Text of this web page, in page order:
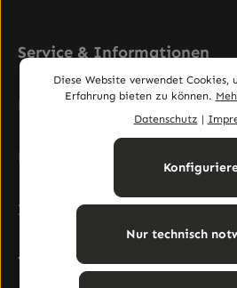
Service & Informationen
Rechtliches
Newsletter abonnieren
Zahlungsarten
Versandarten
Diese Website verwendet Cookies,
Erfahrung bieten zu können.
Datenschutz |
Nur technisch